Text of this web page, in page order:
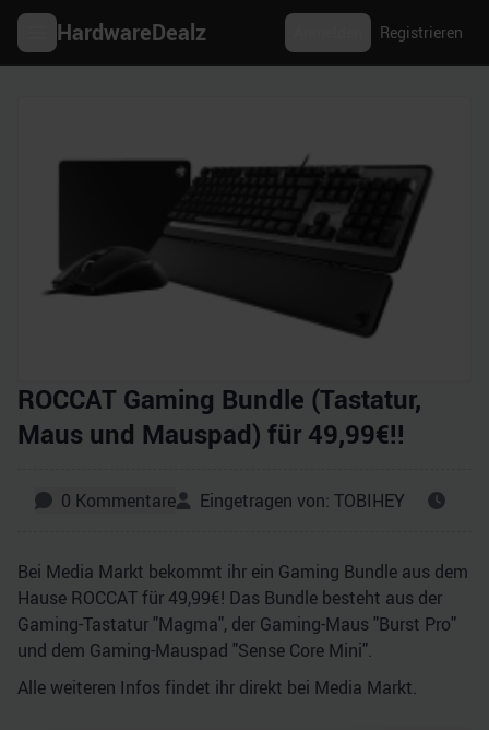
HardwareDealz Registrieren
ROCCAT Gaming Bundle (Tastatur,
Maus und Mauspad) für 49,99€!!
0 Kommentare Eingetragen von: TOBIHEY
Bei Media Markt bekommt ihr ein Gaming Bundle aus dem
Hause ROCCAT für 49,99€! Das Bundle besteht aus der
Gaming-Tastatur "Magma", der Gaming-Maus "Burst Pro"
und dem Gaming-Mauspad "Sense Core Mini".
Alle weiteren Infos findet ihr direkt bei Media Markt.